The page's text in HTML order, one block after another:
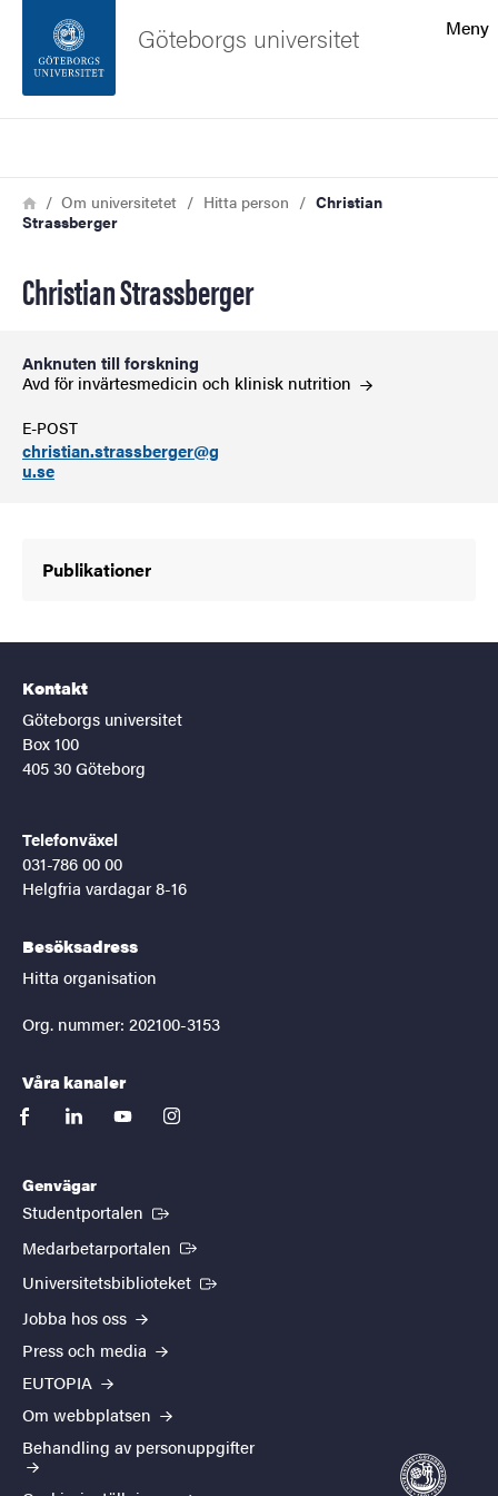
Sidfoten
Om webbplatsen
Meny
Göteborgs universitet
Länkstig
HemOm universitetet Hitta person
Christian
Strassberger
Christian Strassberger
Anknuten till forskning
Avd för invärtesmedicin och klinisk nutrition
E-POST
christian.strassberger@g
u.se
Publikationer
Kontakt
Göteborgs universitet
Box 100
405 30 Göteborg
Telefonväxel
031-786 00 00
Helgfria vardagar 8-16
Besöksadress
Hitta organisation
Org. nummer: 202100-3153
Våra kanaler
facebooklinkedinyoutubeinstagram
Genvägar
Studentportalen (Extern länk)
Medarbetarportalen (Extern länk)
Universitetsbiblioteket (Extern länk)
Jobba hos oss
Press och media
EUTOPIA
Om webbplatsen
Behandling av personuppgifter